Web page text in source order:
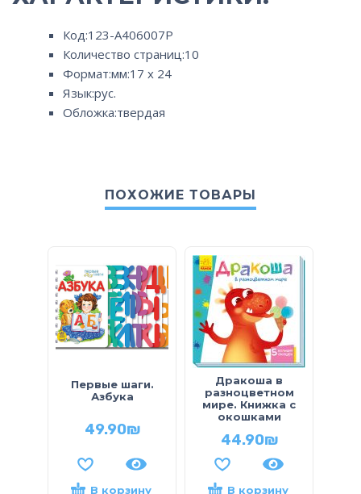
Код:123-А406007Р
Количество страниц:10
Формат:мм:17 x 24
Язык:рус.
Обложка:твердая
ПОХОЖИЕ ТОВАРЫ
Первые шаги.
Азбука
49.90₪
В корзину
Дракоша в
разноцветном
мире. Книжка с
окошками
44.90₪
В корзину